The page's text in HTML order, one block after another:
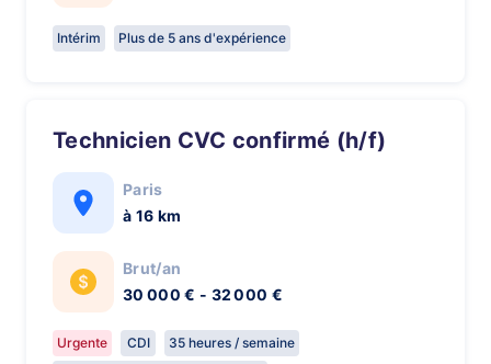
Intérim Plus de 5 ans d'expérience
Technicien CVC confirmé (h/f)
Paris
à 16 km
Brut/an
30 000 € - 32 000 €
Urgente CDI
35 heures / semaine